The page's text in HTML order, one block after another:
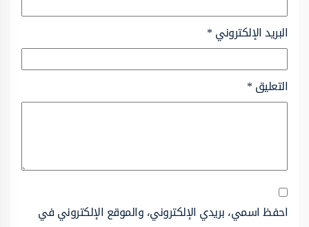
البريد الإلكتروني*
التعليق*
احفظ اسمي، بريدي الإلكتروني، والموقع الإلكتروني في